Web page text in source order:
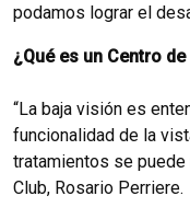
podamos lograr el
¿Qué es un Centro
“La baja visión es
funcionalidad de la
tratamientos se puede
Club, Rosario Perriere.